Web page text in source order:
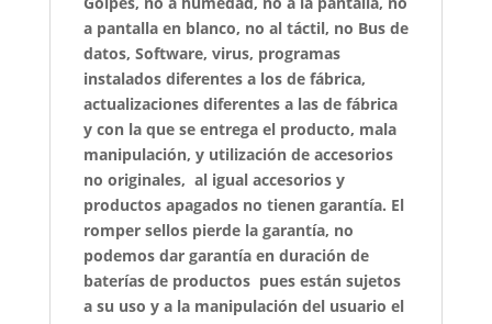
a pantalla en blanco, no al táctil, no Bus de
datos, Software, virus, programas
instalados diferentes a los de fábrica,
actualizaciones diferentes a las de fábrica
y con la que se entrega el producto, mala
manipulación, y utilización de accesorios
no originales, al igual accesorios y
productos apagados no tienen garantía. El
romper sellos pierde la garantía, no
podemos dar garantía en duración de
baterías de productos pues están sujetos
a su uso y a la manipulación del usuario el